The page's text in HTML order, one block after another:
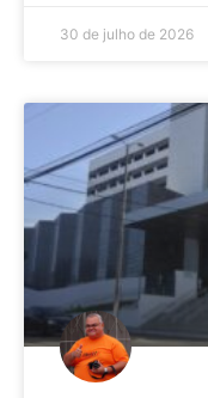
30 de julho de 2026